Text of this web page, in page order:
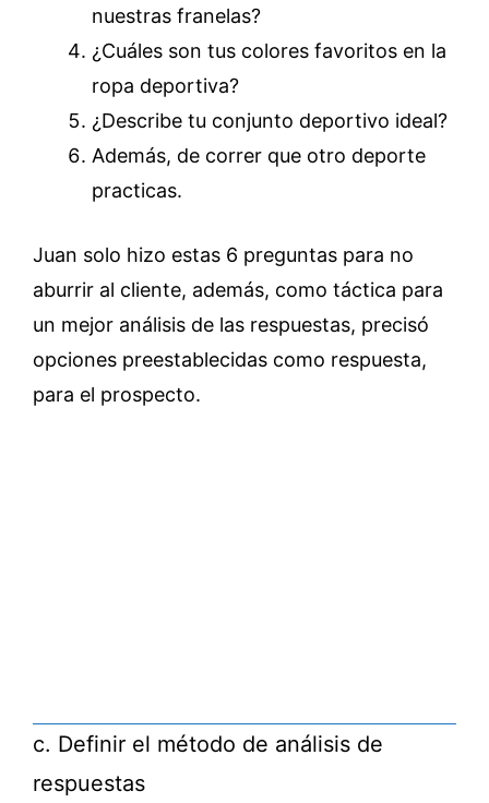
nuestras franelas?
¿Cuáles son tus colores favoritos en la
ropa deportiva?
¿Describe tu conjunto deportivo ideal?
Además, de correr que otro deporte
practicas.
Juan solo hizo estas 6 preguntas para no
aburrir al cliente, además, como táctica para
un mejor análisis de las respuestas, precisó
opciones preestablecidas como respuesta,
para el prospecto.
c. Definir el método de análisis de
respuestas